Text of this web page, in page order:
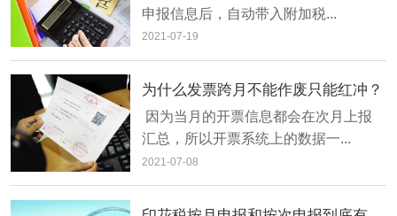
申报信息后，自动带入附加税...
2021-07-19
为什么发票跨月不能作废只能红冲？
​ 因为当月的开票信息都会在次月上报
汇总，所以开票系统上的数据一...
2021-07-08